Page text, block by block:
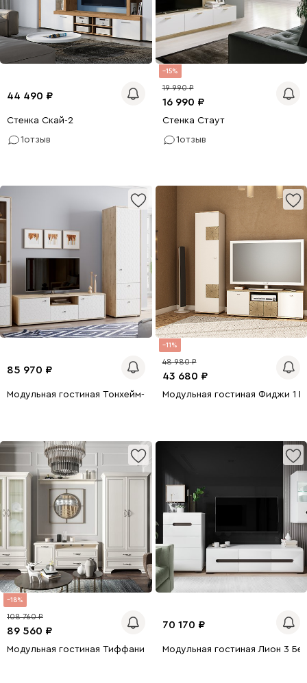
44 490
Стенка Скай-2
1отзыв
15
16 990
19 990
Стенка Стаут
1отзыв
85 970
Модульная гостиная Тонхейм-2
11
43 680
48 980
Модульная гостиная Фиджи 1
18
89 560
108 760
Модульная гостиная Тиффани 2 Светло-бежевый
70 170
Модульная гостиная Лион 3